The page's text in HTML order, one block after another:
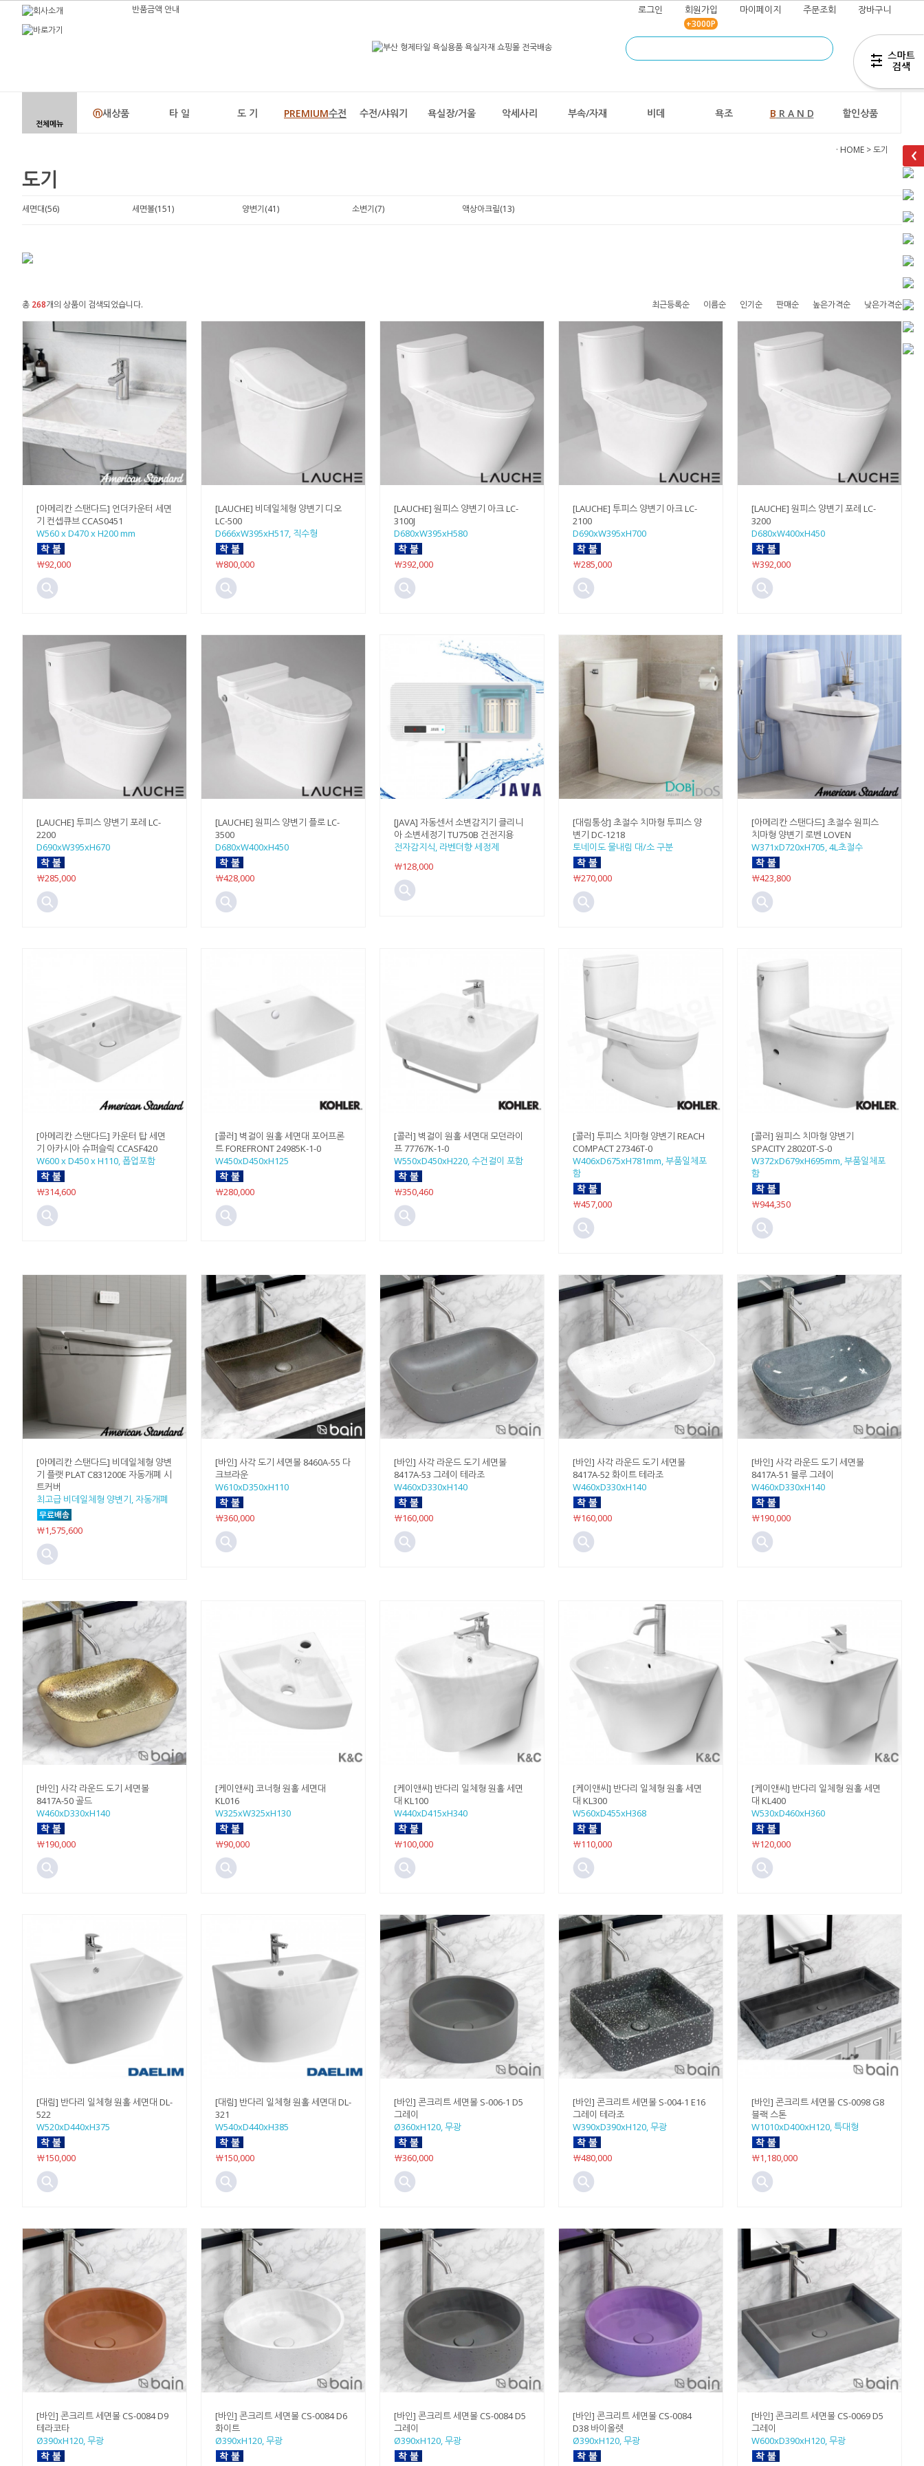
반품금액 안내 로그인 회원가입
+3000P
마이페이지 주문조회 장바구니
즐겨찾기
전체메뉴
ⓝ새상품 타 일 도 기 PREMIUM수전 수전/샤워기 욕실장/거울 악세사리 부속/자재 비데 욕조 B R A N D 할인상품
· HOME >도기
도기
세면대(56) 세면볼(151) 양변기(41) 소변기(7) 액상아크릴(13)
총 268개의 상품이 검색되었습니다. 최근등록순 이름순 인기순 판매순 높은가격순 낮은가격순
[아메리칸 스탠다드] 언더카운터 세면
기 컨셉큐브 CCAS0451
W560 x D470 x H200 mm
￦92,000
[LAUCHE] 비데일체형 양변기 디오
LC-500
D666xW395xH517, 직수형
￦800,000
[LAUCHE] 원피스 양변기 아크 LC-
3100J
D680xW395xH580
￦392,000
[LAUCHE] 투피스 양변기 아크 LC-
2100
D690xW395xH700
￦285,000
[LAUCHE] 원피스 양변기 포레 LC-
3200
D680xW400xH450
￦392,000
[LAUCHE] 투피스 양변기 포레 LC-
2200
D690xW395xH670
￦285,000
[LAUCHE] 원피스 양변기 플로 LC-
3500
D680xW400xH450
￦428,000
[JAVA] 자동센서 소변감지기 클리니
아 소변세정기 TU750B 건전지용
전자감지식, 라벤더향 세정제
￦128,000
[대림통상] 초절수 치마형 투피스 양
변기 DC-1218
토네이도 물내림 대/소 구분
￦270,000
[아메리칸 스탠다드] 초절수 원피스
치마형 양변기 로벤 LOVEN
W371xD720xH705, 4L초절수
￦423,800
[아메리칸 스탠다드] 카운터 탑 세면
기 아카시아 슈퍼슬릭 CCASF420
W600 x D450 x H110, 폽업포함
￦314,600
[콜러] 벽걸이 원홀 세면대 포어프론
트 FOREFRONT 24985K-1-0
W450xD450xH125
￦280,000
[콜러] 벽걸이 원홀 세면대 모던라이
프 77767K-1-0
W550xD450xH220, 수건걸이 포함
￦350,460
[콜러] 투피스 치마형 양변기 REACH
COMPACT 27346T-0
W406xD675xH781mm, 부품일체포
함
￦457,000
[콜러] 원피스 치마형 양변기
SPACITY 28020T-S-0
W372xD679xH695mm, 부품일체포
함
￦944,350
[아메리칸 스탠다드] 비데일체형 양변
기 플랫 PLAT C831200E 자동개폐 시
트커버
최고급 비데일체형 양변기, 자동개폐
￦1,575,600
[바인] 사각 도기 세면볼 8460A-55 다
크브라운
W610xD350xH110
￦360,000
[바인] 사각 라운드 도기 세면볼
8417A-53 그레이 테라조
W460xD330xH140
￦160,000
[바인] 사각 라운드 도기 세면볼
8417A-52 화이트 테라조
W460xD330xH140
￦160,000
[바인] 사각 라운드 도기 세면볼
8417A-51 블루 그레이
W460xD330xH140
￦190,000
[바인] 사각 라운드 도기 세면볼
8417A-50 골드
W460xD330xH140
￦190,000
[케이앤씨] 코너형 원홀 세면대
KL016
W325xW325xH130
￦90,000
[케이앤씨] 반다리 일체형 원홀 세면
대 KL100
W440xD415xH340
￦100,000
[케이앤씨] 반다리 일체형 원홀 세면
대 KL300
W560xD455xH368
￦110,000
[케이앤씨] 반다리 일체형 원홀 세면
대 KL400
W530xD460xH360
￦120,000
[대림] 반다리 일체형 원홀 세면대 DL-
522
W520xD440xH375
￦150,000
[대림] 반다리 일체형 원홀 세면대 DL-
321
W540xD440xH385
￦150,000
[바인] 콘크리트 세면볼 S-006-1 D5
그레이
Ø360xH120, 무광
￦360,000
[바인] 콘크리트 세면볼 S-004-1 E16
그레이 테라조
W390xD390xH120, 무광
￦480,000
[바인] 콘크리트 세면볼 CS-0098 G8
블랙 스톤
W1010xD400xH120, 특대형
￦1,180,000
[바인] 콘크리트 세면볼 CS-0084 D9
테라코타
Ø390xH120, 무광
[바인] 콘크리트 세면볼 CS-0084 D6
화이트
Ø390xH120, 무광
[바인] 콘크리트 세면볼 CS-0084 D5
그레이
Ø390xH120, 무광
[바인] 콘크리트 세면볼 CS-0084
D38 바이올렛
Ø390xH120, 무광
[바인] 콘크리트 세면볼 CS-0069 D5
그레이
W600xD390xH120, 무광